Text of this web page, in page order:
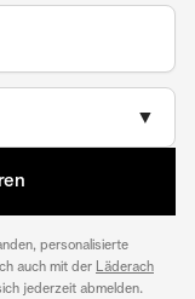
▼
personalisierte
auch mit der Läderach
jederzeit abmelden.